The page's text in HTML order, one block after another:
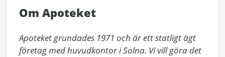
Om Apoteket
Apoteket grundades 1971 och är ett statligt ägt
företag med huvudkontor i Solna. Vi vill göra det